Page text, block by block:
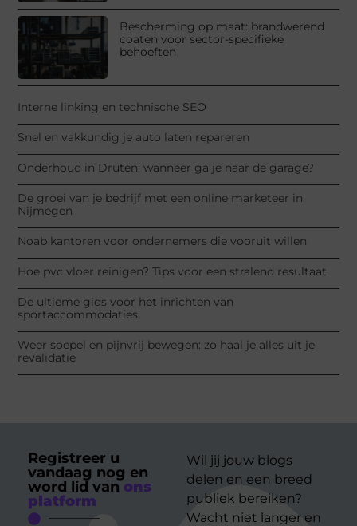
Bescherming op maat: brandwerend
coaten voor sector-specifieke
behoeften
Interne linking en technische SEO
Snel en vakkundig je auto laten repareren
Onderhoud in Druten: wanneer ga je naar de garage?
De groei van je bedrijf met een online marketeer in
Nijmegen
Noab kantoren voor ondernemers die vooruit willen
Hoe pvc vloer reinigen? Tips voor een stralend resultaat
De ultieme gids voor het inrichten van
sportaccommodaties
Weer soepel en pijnvrij bewegen: zo haal je alles uit je
revalidatie
Registreer u
vandaag nog en
word lid van ons
platform
Wil jij jouw blogs
delen en een breed
publiek bereiken?
Wacht niet langer en